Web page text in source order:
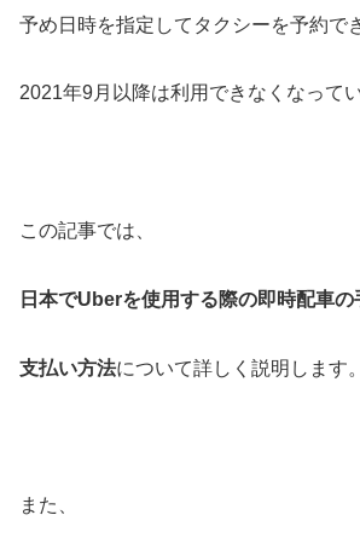
予め日時を指定してタクシーを予約で
2021年9月以降は利用できなくなってい
この記事では、
日本でUberを使用する際の即時配車の
支払い方法について詳しく説明します。
また、